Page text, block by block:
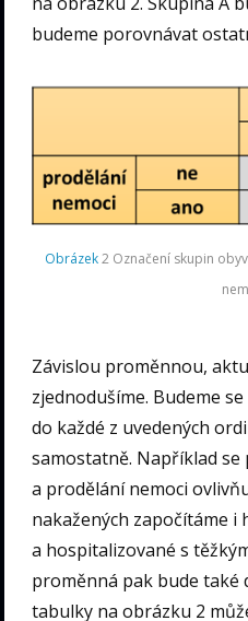
budeme porovnávat
Obrázek2 Označení skupin
Závislou proměnnou,
zjednodušíme. Budeme
do každé z uvedených
samostatně. Například
a prodělání nemoci
nakažených započítáme i
a hospitalizované s
proměnná pak bude také
tabulky na obrázku 2